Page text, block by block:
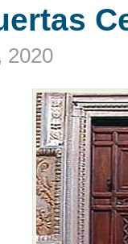
2020